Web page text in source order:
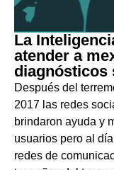
La
atender a
diagnósticos
Después del
2017 las redes
brindaron ayuda y
usuarios pero al
redes de